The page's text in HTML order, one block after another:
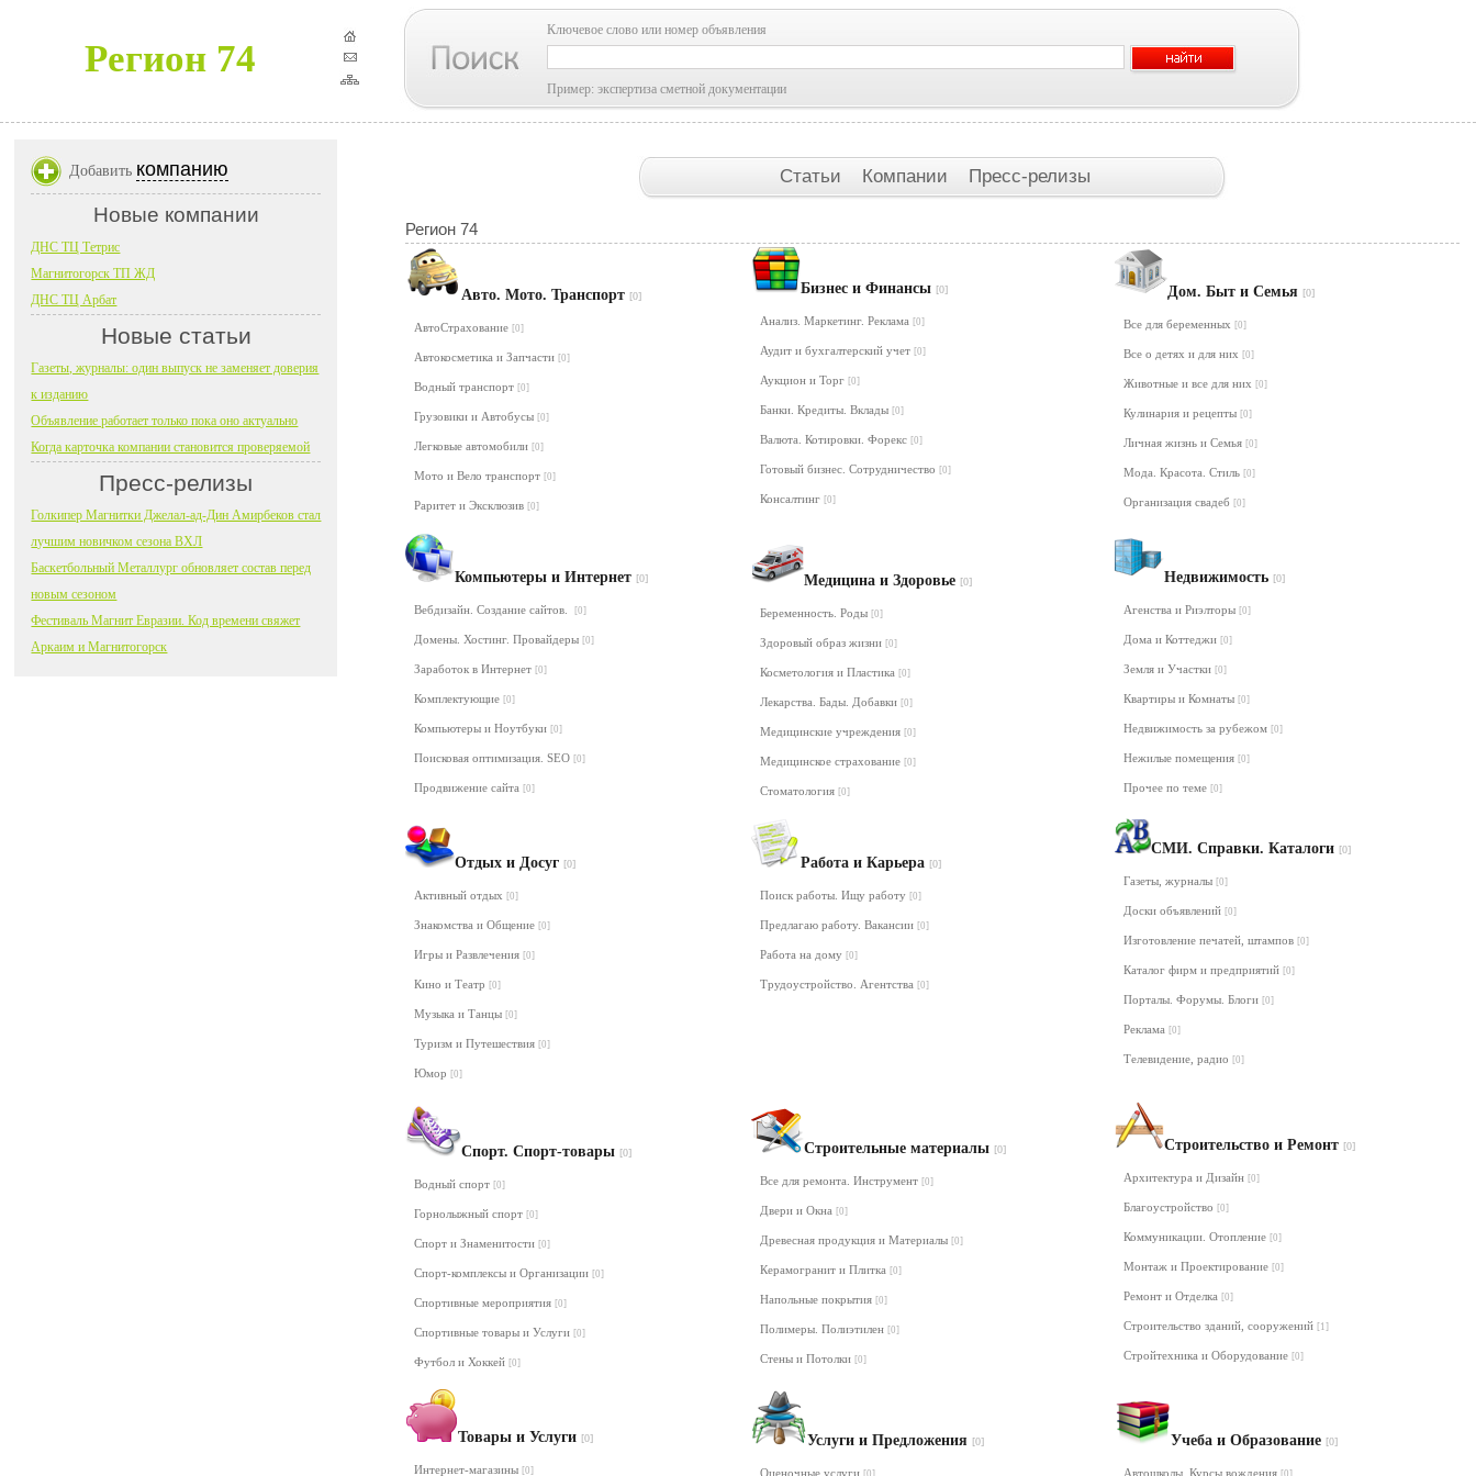
Регион 74
Ключевое слово или номер объявления
Пример: экспертиза сметной документации
Статьи Компании Пресс-релизы
Регион 74
Авто. Мото. Транспорт [0]
АвтоСтрахование [0]
Автокосметика и Запчасти [0]
Водный транспорт [0]
Грузовики и Автобусы [0]
Легковые автомобили [0]
Мото и Вело транспорт [0]
Раритет и Эксклюзив [0]
Бизнес и Финансы [0]
Анализ. Маркетинг. Реклама [0]
Аудит и бухгалтерский учет [0]
Аукцион и Торг [0]
Банки. Кредиты. Вклады [0]
Валюта. Котировки. Форекс [0]
Готовый бизнес. Сотрудничество [0]
Консалтинг [0]
Дом. Быт и Семья [0]
Все для беременных [0]
Все о детях и для них [0]
Животные и все для них [0]
Кулинария и рецепты [0]
Личная жизнь и Семья [0]
Мода. Красота. Стиль [0]
Организация свадеб [0]
Компьютеры и Интернет [0]
Вебдизайн. Создание сайтов. [0]
Домены. Хостинг. Провайдеры [0]
Заработок в Интернет [0]
Комплектующие [0]
Компьютеры и Ноутбуки [0]
Поисковая оптимизация. SEO [0]
Продвижение сайта [0]
Медицина и Здоровье [0]
Беременность. Роды [0]
Здоровый образ жизни [0]
Косметология и Пластика [0]
Лекарства. Бады. Добавки [0]
Медицинские учреждения [0]
Медицинское страхование [0]
Стоматология [0]
Недвижимость [0]
Агенства и Риэлторы [0]
Дома и Коттеджи [0]
Земля и Участки [0]
Квартиры и Комнаты [0]
Недвижимость за рубежом [0]
Нежилые помещения [0]
Прочее по теме [0]
Отдых и Досуг [0]
Активный отдых [0]
Знакомства и Общение [0]
Игры и Развлечения [0]
Кино и Театр [0]
Музыка и Танцы [0]
Туризм и Путешествия [0]
Юмор [0]
Работа и Карьера [0]
Поиск работы. Ищу работу [0]
Предлагаю работу. Вакансии [0]
Работа на дому [0]
Трудоустройство. Агентства [0]
СМИ. Справки. Каталоги [0]
Газеты, журналы [0]
Доски объявлений [0]
Изготовление печатей, штампов [0]
Каталог фирм и предприятий [0]
Порталы. Форумы. Блоги [0]
Реклама [0]
Телевидение, радио [0]
Спорт. Спорт-товары [0]
Водный спорт [0]
Горнолыжный спорт [0]
Спорт и Знаменитости [0]
Спорт-комплексы и Организации [0]
Спортивные мероприятия [0]
Спортивные товары и Услуги [0]
Футбол и Хоккей [0]
Строительные материалы [0]
Все для ремонта. Инструмент [0]
Двери и Окна [0]
Древесная продукция и Материалы [0]
Керамогранит и Плитка [0]
Напольные покрытия [0]
Полимеры. Полиэтилен [0]
Стены и Потолки [0]
Строительство и Ремонт [0]
Архитектура и Дизайн [0]
Благоустройство [0]
Коммуникации. Отопление [0]
Монтаж и Проектирование [0]
Ремонт и Отделка [0]
Строительство зданий, сооружений [1]
Стройтехника и Оборудование [0]
Товары и Услуги [0]
Интернет-магазины [0]
Услуги и Предложения [0]
Оценочные услуги [0]
Учеба и Образование [0]
Автошколы. Курсы вождения [0]
Добавить компанию
Новые компании
ДНС ТЦ Тетрис
Магнитогорск ТП ЖД
ДНС ТЦ Арбат
Новые статьи
Газеты, журналы: один выпуск не заменяет доверия
к изданию
Объявление работает только пока оно актуально
Когда карточка компании становится проверяемой
Пресс-релизы
Голкипер Магнитки Джелал-ад-Дин Амирбеков стал
лучшим новичком сезона ВХЛ
Баскетбольный Металлург обновляет состав перед
новым сезоном
Фестиваль Магнит Евразии. Код времени свяжет
Аркаим и Магнитогорск